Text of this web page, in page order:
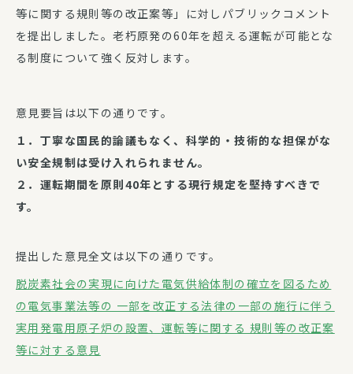
等に関する規則等の改正案等」に対しパブリックコメント
を提出しました。老朽原発の60年を超える運転が可能とな
る制度について強く反対します。
意見要旨は以下の通りです。
１．丁寧な国民的論議もなく、科学的・技術的な担保がな
い安全規制は受け入れられません。
２．運転期間を原則40年とする現行規定を堅持すべきで
す。
提出した意見全文は以下の通りです。
脱炭素社会の実現に向けた電気供給体制の確立を図るため
の電気事業法等の 一部を改正する法律の一部の施行に伴う
実用発電用原子炉の設置、運転等に関する 規則等の改正案
等に対する意見